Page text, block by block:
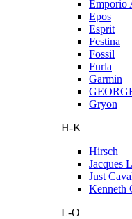
Emporio
Epos
Esprit
Festina
Fossil
Furla
Garmin
Gryon
H-K
Hirsch
Jacques
Just
Kenneth
L-O